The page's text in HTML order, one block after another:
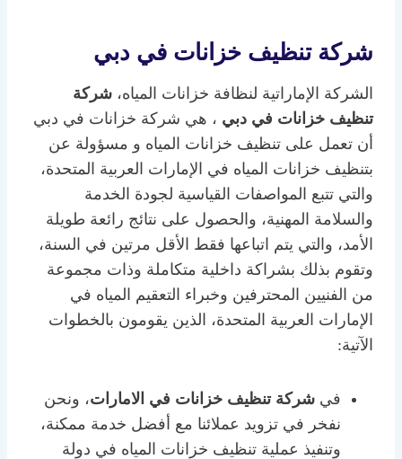
شركة تنظيف خزانات في دبي
الشركة الإماراتية لنظافة خزانات المياه، شركة
تنظيف خزانات في دبي ، هي شركة خزانات في دبي
أن تعمل على تنظيف خزانات المياه و مسؤولة عن
بتنظيف خزانات المياه في الإمارات العربية المتحدة،
والتي تتبع المواصفات القياسية لجودة الخدمة
والسلامة المهنية، والحصول على نتائج رائعة طويلة
الأمد، والتي يتم اتباعها فقط الأقل مرتين في السنة،
وتقوم بذلك بشراكة داخلية متكاملة وذات مجموعة
من الفنيين المحترفين وخبراء التعقيم المياه في
الإمارات العربية المتحدة، الذين يقومون بالخطوات
الآتية:
في شركة تنظيف خزانات في الامارات، ونحن
نفخر في تزويد عملائنا مع أفضل خدمة ممكنة،
وتنفيذ عملية تنظيف خزانات المياه في دولة